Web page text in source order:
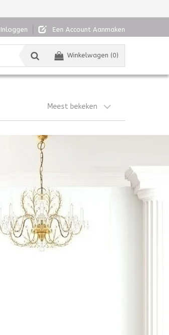
Inloggen Een Account Aanmaken
Winkelwagen (0)
Meest bekeken